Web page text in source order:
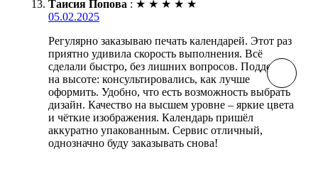
Таисия Попова : ★ ★ ★ ★ ★
05.02.2025
Регулярно заказываю печать календарей. Этот раз
приятно удивила скорость выполнения. Всё
сделали быстро, без лишних вопросов. Поддержка
на высоте: консультировались, как лучше
оформить. Удобно, что есть возможность выбрать
дизайн. Качество на высшем уровне – яркие цвета
и чёткие изображения. Календарь пришёл
аккуратно упакованным. Сервис отличный,
однозначно буду заказывать снова!